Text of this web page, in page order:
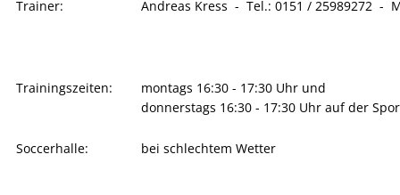
Trainer: Andreas Kress - Tel.: 0151 / 25989272 -
Trainingszeiten:
montags 16:30 - 17:30 Uhr und
donnerstags 16:30 - 17:30 Uhr auf der
Soccerhalle: bei schlechtem Wetter